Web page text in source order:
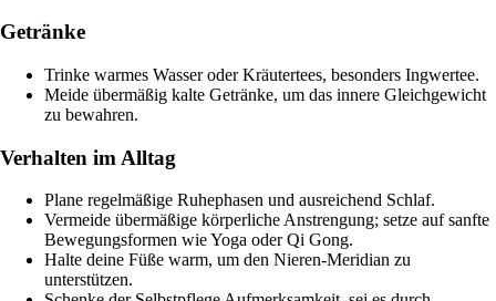
Getränke
Trinke warmes Wasser oder Kräutertees, besonders Ingwertee.
Meide übermäßig kalte Getränke, um das innere Gleichgewicht
zu bewahren.
Verhalten im Alltag
Plane regelmäßige Ruhephasen und ausreichend Schlaf.
Vermeide übermäßige körperliche Anstrengung; setze auf sanfte
Bewegungsformen wie Yoga oder Qi Gong.
Halte deine Füße warm, um den Nieren-Meridian zu
unterstützen.